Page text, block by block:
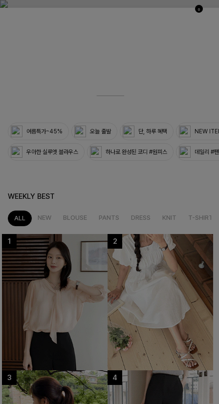
0
여름특가~45% 오늘 출발 단, 하루 혜택 NEW
우아한 실루엣 블라우스 하나로 완성된 코디 #원피스 데일리 #
WEEKLY BEST
ALL NEW BLOUSE PANTS DRESS KNIT T-SHIRT